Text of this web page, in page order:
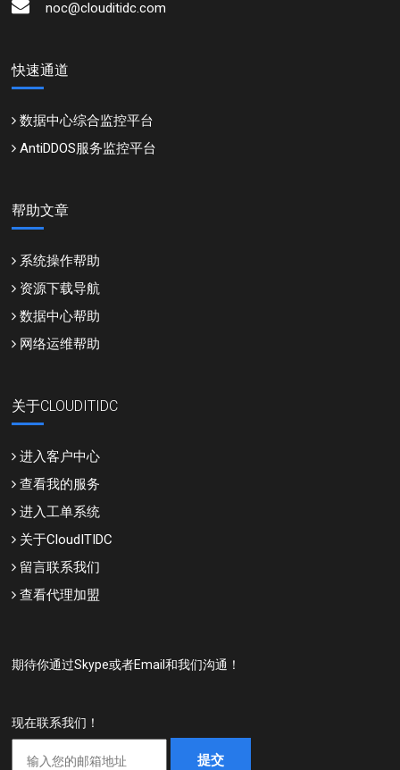
noc@clouditidc.com
快速通道
数据中心综合监控平台
AntiDDOS服务监控平台
帮助文章
系统操作帮助
资源下载导航
数据中心帮助
网络运维帮助
关于CLOUDITIDC
进入客户中心
查看我的服务
进入工单系统
关于CloudITIDC
留言联系我们
查看代理加盟
期待你通过Skype或者Email和我们沟通！
现在联系我们！